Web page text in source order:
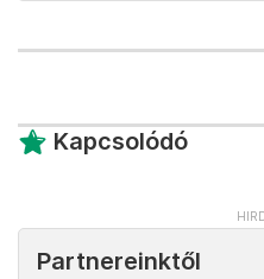
Kapcsolódó
Partnereinktől